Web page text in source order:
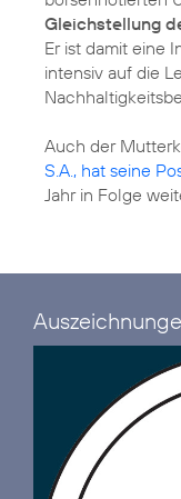
Gleichstellung
Er ist damit eine
intensiv auf die
Auch der
S.A., hat seine
Jahr in Folge